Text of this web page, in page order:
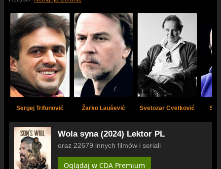
Sergej Trifunović Žarko Laušević Svetozar Cvetković
Wola syna (2024) Lektor PL
oraz 22679 innych filmów i seriali
Oglądaj w CDA Premium